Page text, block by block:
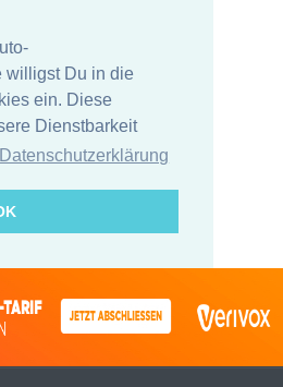
willigst Du in die
ein. Diese
Dienstbarkeit